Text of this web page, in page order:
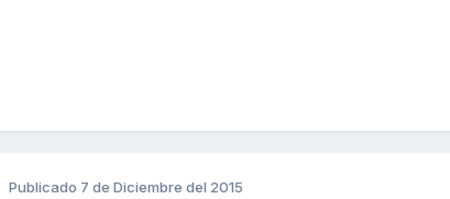
Publicado 7 de Diciembre del 2015